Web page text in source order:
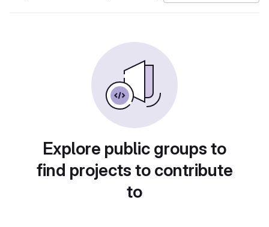
Explore public groups to
find projects to contribute
to